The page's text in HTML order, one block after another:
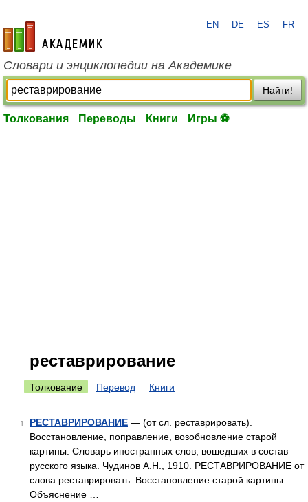
academic.ru
EN DE ES FR
Словари и энциклопедии на Академике
Найти!
Толкования Переводы Книги Игры ⚽
реставрирование
Толкование Перевод Книги
1 РЕСТАВРИРОВАНИЕ — (от сл. реставрировать).
Восстановление, поправление, возобновление старой
картины. Словарь иностранных слов, вошедших в состав
русского языка. Чудинов А.Н., 1910. РЕСТАВРИРОВАНИЕ от
слова реставрировать. Восстановление старой картины.
Объяснение …